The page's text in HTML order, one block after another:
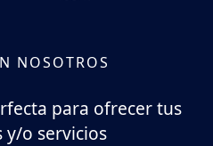
NOSOTROS
para ofrecer tus
y/o servicios